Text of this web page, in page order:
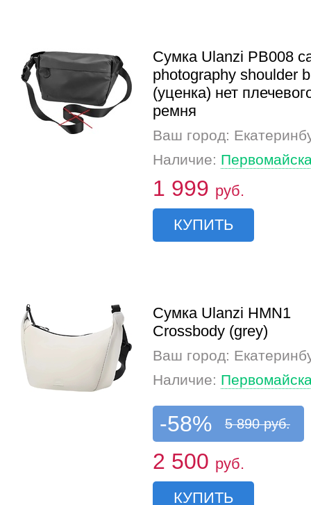
Сумка Ulanzi PB008
photography shoulder
(уценка) нет
ремня
Ваш город:
Наличие:
1 999 руб.
КУПИТЬ
Сумка Ulanzi HMN1
Crossbody (grey)
Ваш город:
Наличие:
-58% 5 890 руб.
2 500 руб.
КУПИТЬ